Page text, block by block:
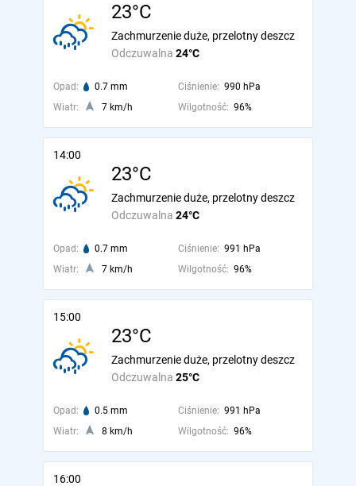
23°C
Odczuwalna 24°C
Zachmurzenie duże, przelotny deszcz
Opad: 0.7 mm Ciśnienie: 990 hPa
Wiatr:
7 km/h Wilgotność: 96%
14:00
23°C
Odczuwalna 24°C
Zachmurzenie duże, przelotny deszcz
Opad: 0.7 mm Ciśnienie: 991 hPa
Wiatr:
7 km/h Wilgotność: 96%
15:00
23°C
Odczuwalna 25°C
Zachmurzenie duże, przelotny deszcz
Opad: 0.5 mm Ciśnienie: 991 hPa
Wiatr:
8 km/h Wilgotność: 96%
16:00